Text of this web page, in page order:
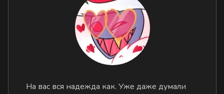
На вас вся надежда как. Уже даже думали